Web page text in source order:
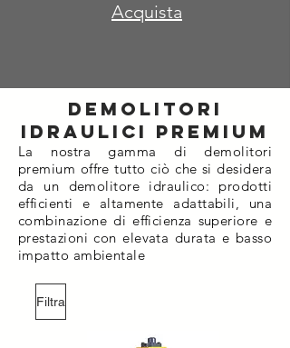
Acquista
Demolitori
idraulici premium
La nostra gamma di demolitori
premium offre tutto ciò che si desidera
da un demolitore idraulico: prodotti
efficienti e altamente adattabili, una
combinazione di efficienza superiore e
prestazioni con elevata durata e basso
impatto ambientale
Filtra